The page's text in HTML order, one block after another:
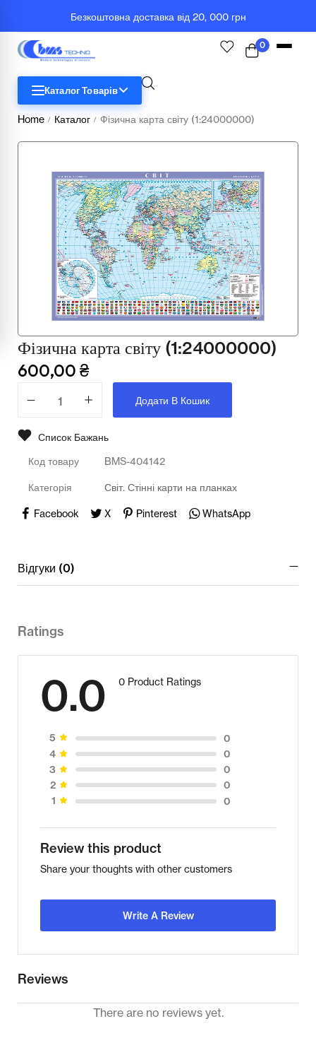
Безкоштовна доставка від 20, 000 грн
0
Каталог Товарів
Географія
Комп'ютерна техніка
Меблі
Медичні тренажери та манекени
Мультимедійне обладнання
Освіта
Телерадіо обладнання
Всі товари
Підкатегорії відсутні.
Home / Каталог / Фізична карта світу (1:24000000)
Фізична карта світу (1:24000000)
600,00 ₴
Додати В Кошик
Список Бажань
Код товару BMS-404142
Категорія Світ. Стінні карти на планках
Facebook X Pinterest WhatsApp
Відгуки (0)
Ratings
0.0 0 Product Ratings
5
0
4
0
3
0
2
0
1
0
Review this product
Share your thoughts with other customers
Write A Review
Reviews
There are no reviews yet.